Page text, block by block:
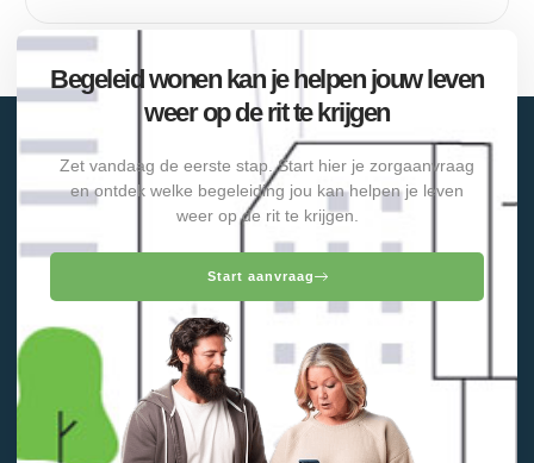
Begeleid wonen kan je helpen jouw leven
weer op de rit te krijgen
Zet vandaag de eerste stap. Start hier je zorgaanvraag
en ontdek welke begeleiding jou kan helpen je leven
weer op de rit te krijgen.
Start aanvraag